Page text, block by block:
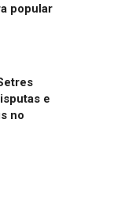
popular
e
no